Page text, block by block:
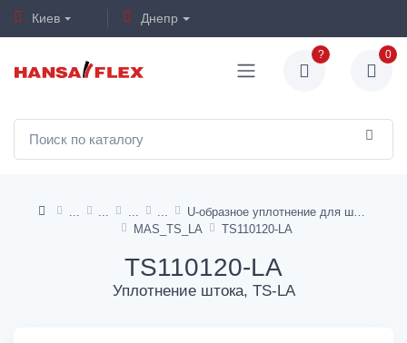
Киев Днепр
? 0
MAS_TS_LA
TS110120-LA
TS110120-LA
Уплотнение штока, TS-LA